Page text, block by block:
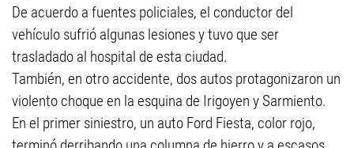
De acuerdo a fuentes policiales, el conductor del
vehículo sufrió algunas lesiones y tuvo que ser
trasladado al hospital de esta ciudad.
También, en otro accidente, dos autos protagonizaron un
violento choque en la esquina de Irigoyen y Sarmiento.
En el primer siniestro, un auto Ford Fiesta, color rojo,